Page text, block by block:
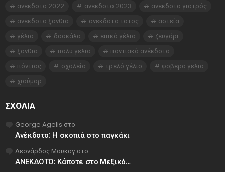
ανεκδοτο 2022
ανεκδοτο 2023
ανεκδοτο γιατρός
ανεκδοτο ξανθια
ανεκδοτο τοτος
αστεία
γέλιο
δασκάλα επικό γέλιο
ζευγάρι
ξανθια
πολυ γελιο
ποντιακό ανέκδοτο
πόντιος
σχολείο τρελό γέλιο
φοβερο γελιο
χιούμορ
ΣΧΌΛΙΑ
George Agelis στο
Ανέκδοτο: Η σκοπιά στο παγκάκι
Λεονάρδος Μουκαγ στο
ΑΝΕΚΔΟΤΟ: Κάποτε στο Μεξικό…